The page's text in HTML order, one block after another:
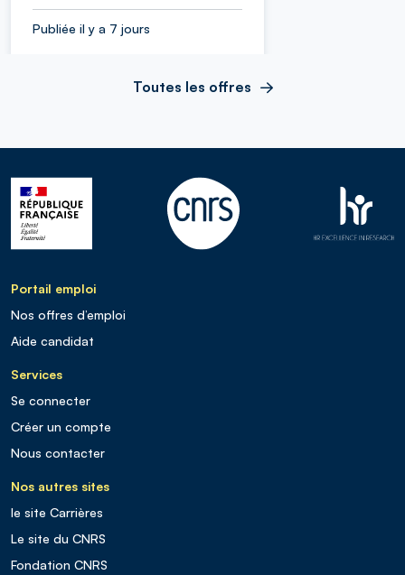
Publiée il y a 7 jours
Toutes les offres
Portail emploi
Nos offres d’emploi
Aide candidat
Services
Se connecter
Créer un compte
Nous contacter
Nos autres sites
le site Carrières
Le site du CNRS
Fondation CNRS